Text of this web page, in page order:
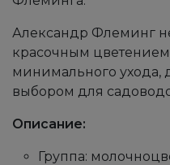
Александр Флеминг
красочным
минимального ухода,
выбором для
Описание:
Группа: